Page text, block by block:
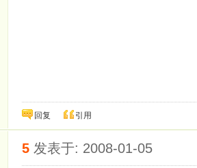
回复 引用
5 发表于: 2008-01-05